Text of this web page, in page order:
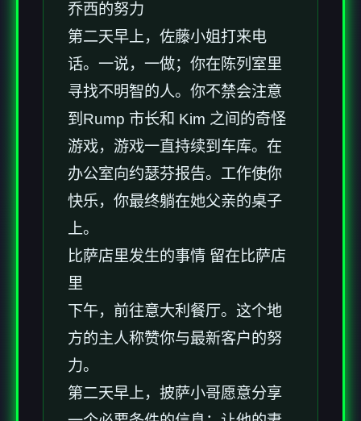
乔西的努力
第二天早上，佐藤小姐打来电
话。一说，一做；你在陈列室里
寻找不明智的人。你不禁会注意
到Rump 市长和 Kim 之间的奇怪
游戏，游戏一直持续到车库。在
办公室向约瑟芬报告。工作使你
快乐，你最终躺在她父亲的桌子
上。
比萨店里发生的事情 留在比萨店
里
下午，前往意大利餐厅。这个地
方的主人称赞你与最新客户的努
力。
第二天早上，披萨小哥愿意分享